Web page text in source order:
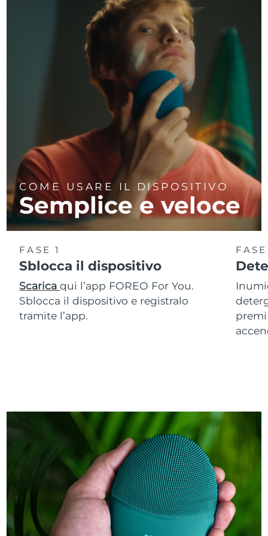
COME USARE IL DISPOSITIVO
Semplice e veloce
FASE 1
Sblocca il dispositivo
Scaricaqui l’app FOREO For You.
Sblocca il dispositivo e registralo
tramite l’app.